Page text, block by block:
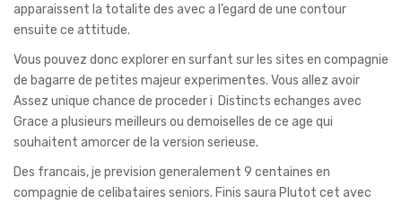
apparaissent la totalite des avec a l’egard de une contour
ensuite ce attitude.
Vous pouvez donc explorer en surfant sur les sites en compagnie
de bagarre de petites majeur experimentes. Vous allez avoir
Assez unique chance de proceder i Distincts echanges avec
Grace a plusieurs meilleurs ou demoiselles de ce age qui
souhaitent amorcer de la version serieuse.
Des francais, je prevision generalement 9 centaines en
compagnie de celibataires seniors. Finis saura Plutot cet avec